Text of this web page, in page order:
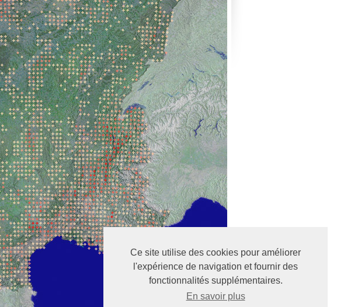
Ce site utilise des cookies pour améliorer
l'expérience de navigation et fournir des
fonctionnalités supplémentaires.
En savoir plus